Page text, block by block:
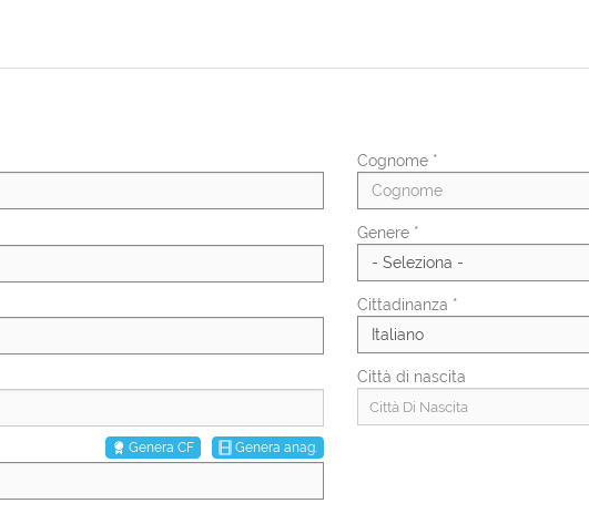
Genera anag.
Genera CF
Cognome *
Genere *
Cittadinanza *
Città di nascita
Città Di Nascita